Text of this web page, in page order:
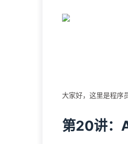
大家好，这里是程序
第20讲：